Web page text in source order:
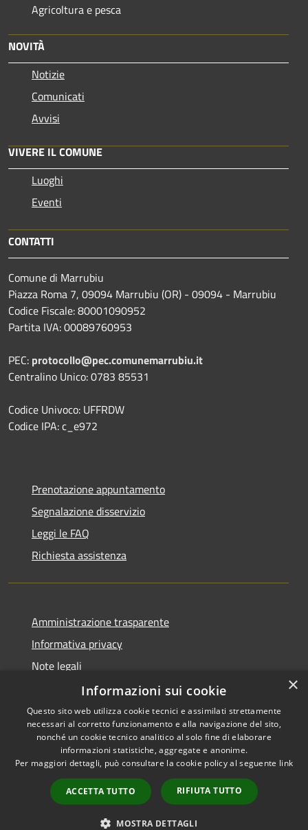
Agricoltura e pesca
NOVITÀ
Notizie
Comunicati
Avvisi
VIVERE IL COMUNE
Luoghi
Eventi
CONTATTI
Comune di Marrubiu
Piazza Roma 7, 09094 Marrubiu (OR) - 09094 - Marrubiu
Codice Fiscale: 80001090952
Partita IVA: 00089760953
PEC: protocollo@pec.comunemarrubiu.it
Centralino Unico: 0783 85531
Codice Univoco: UFFRDW
Codice IPA: c_e972
Prenotazione appuntamento
Segnalazione disservizio
Leggi le FAQ
Richiesta assistenza
Amministrazione trasparente
Informativa privacy
Note legali
Dichiarazione di accessibilità
RSS
Accessibilità
Copyright © 2026 • Comune di
Municipium•
Accesso
redazione
×
Informazioni sui cookie
Questo sito web utilizza cookie tecnici e assimilati strettamente
necessari al corretto funzionamento e alla navigazione del sito,
nonché un cookie tecnico analitico al solo fine di elaborare
informazioni statistiche, aggregate e anonime.
Per maggiori dettagli, può consultare la cookie policy al seguente link
ACCETTA TUTTO RIFIUTA TUTTO
MOSTRA DETTAGLI